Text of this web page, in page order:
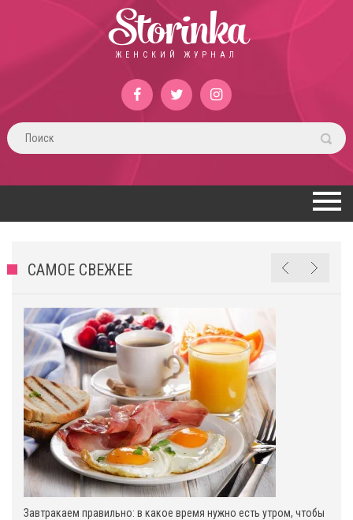
Storinka
ЖЕНСКИЙ ЖУРНАЛ
САМОЕ СВЕЖЕЕ
Завтракаем правильно: в какое время нужно есть утром, чтобы